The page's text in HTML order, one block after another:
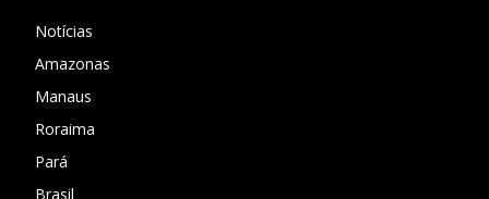
Notícias
Amazonas
Manaus
Roraima
Pará
Brasil